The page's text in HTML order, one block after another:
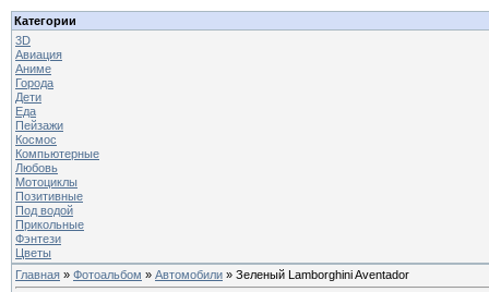
Категории
3D
Авиация
Аниме
Города
Дети
Еда
Пейзажи
Космос
Компьютерные
Любовь
Мотоциклы
Позитивные
Под водой
Прикольные
Фэнтези
Цветы
Главная » Фотоальбом » Автомобили » Зеленый Lamborghini Aventador